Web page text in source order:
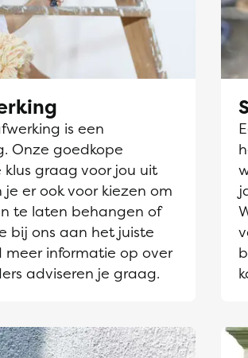
is een
Onze goedkope
graag voor jou uit
er ook voor kiezen om
te laten behangen of
bij ons aan het juiste
meer informatie op over
adviseren je graag.